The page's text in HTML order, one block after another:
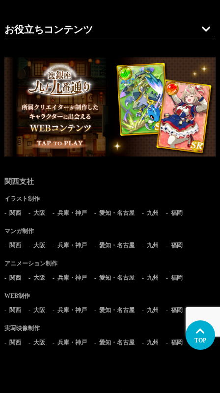
TOP
お役立ちコンテンツ
関西支社
イラスト制作
関西 大阪 兵庫・神戸 愛知・名古屋 九州 福岡
マンガ制作
関西 大阪 兵庫・神戸 愛知・名古屋 九州 福岡
アニメーション制作
関西 大阪 兵庫・神戸 愛知・名古屋 九州 福岡
WEB制作
関西 大阪 兵庫・神戸 愛知・名古屋 九州 福岡
実写映像制作
関西 大阪 兵庫・神戸 愛知・名古屋 九州 福岡